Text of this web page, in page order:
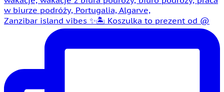
Zanzibar island vibes ✨🏝️ Koszulka to prezent od @